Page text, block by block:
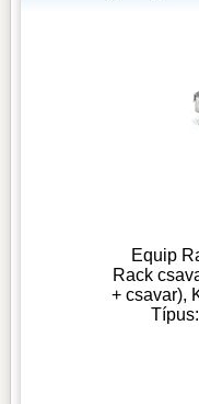
Equip
Rack
+ csavar),